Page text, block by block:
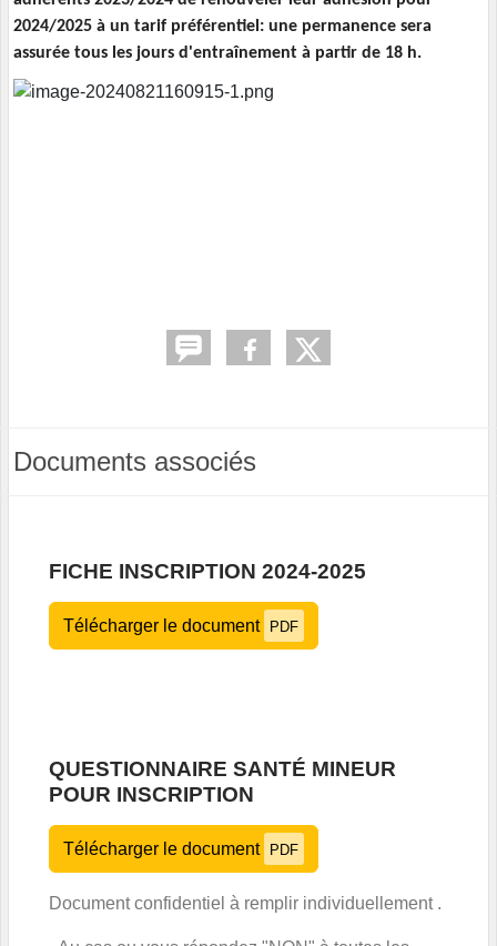
2024/2025 à un tarif préférentiel: une permanence sera
assurée tous les jours d'entraînement à partir de 18 h.
Documents associés
FICHE INSCRIPTION 2024-2025
Télécharger le document PDF
QUESTIONNAIRE SANTÉ MINEUR
POUR INSCRIPTION
Télécharger le document PDF
Document confidentiel à remplir individuellement .